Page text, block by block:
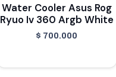
Water Cooler Asus Rog
Ryuo Iv 360 Argb White
$ 700.000